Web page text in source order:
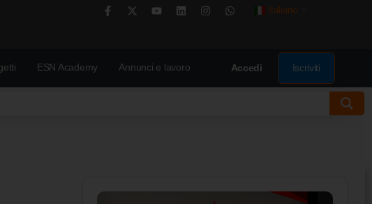
Italiano
ESN Academy Annunci e lavoro Accedi Iscriviti